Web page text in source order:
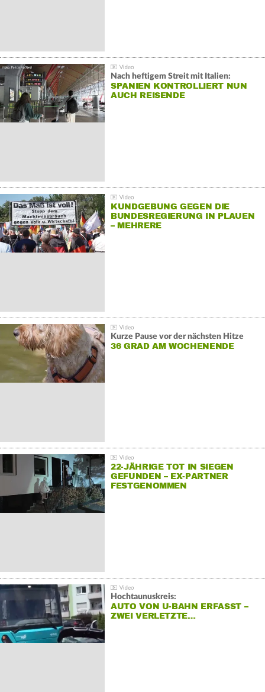
Nach heftigem Streit mit Italien:
SPANIEN KONTROLLIERT NUN
AUCH REISENDE
KUNDGEBUNG GEGEN DIE
BUNDESREGIERUNG IN PLAUEN
– MEHRERE
Kurze Pause vor der nächsten Hitze
36 GRAD AM WOCHENENDE
22-JÄHRIGE TOT IN SIEGEN
GEFUNDEN – EX-PARTNER
FESTGENOMMEN
Hochtaunuskreis:
AUTO VON U-BAHN ERFASST –
ZWEI VERLETZTE…